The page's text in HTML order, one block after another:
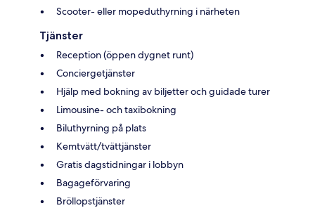
Scooter- eller mopeduthyrning i närheten
Tjänster
Reception (öppen dygnet runt)
Conciergetjänster
Hjälp med bokning av biljetter och guidade turer
Limousine- och taxibokning
Biluthyrning på plats
Kemtvätt/tvättjänster
Gratis dagstidningar i lobbyn
Bagageförvaring
Bröllopstjänster